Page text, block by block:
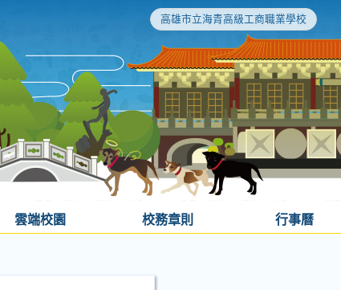
高雄市立海青高級工商職業學校
雲端校園 校務章則 行事曆